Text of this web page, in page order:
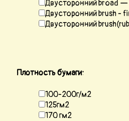
Двусторонний broad
Двусторонний brush -
Двусторонний
Плотность бумаги:
100-200г/м2
125гм2
170 гм2